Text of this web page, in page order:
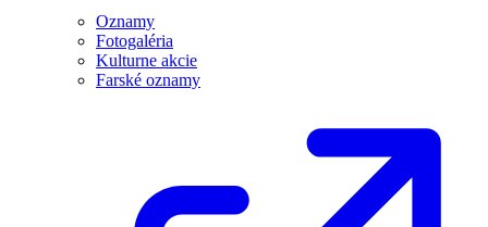
Oznamy
Fotogaléria
Kulturne akcie
Farské oznamy